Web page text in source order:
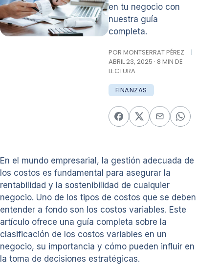
en tu negocio con
nuestra guía
completa.
POR MONTSERRAT PÉREZ
|
ABRIL 23, 2025 · 8 MIN DE
LECTURA
FINANZAS
En el mundo empresarial, la gestión adecuada de
los costos es fundamental para asegurar la
rentabilidad y la sostenibilidad de cualquier
negocio. Uno de los tipos de costos que se deben
entender a fondo son los costos variables. Este
artículo ofrece una guía completa sobre la
clasificación de los costos variables en un
negocio, su importancia y cómo pueden influir en
la toma de decisiones estratégicas.